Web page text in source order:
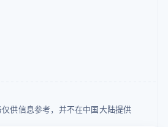
供信息参考，并不在中国大陆提供